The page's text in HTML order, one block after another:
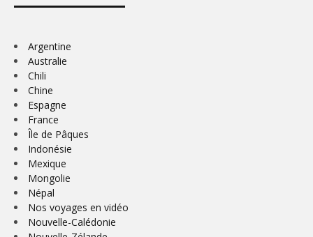
Argentine
Australie
Chili
Chine
Espagne
France
Île de Pâques
Indonésie
Mexique
Mongolie
Népal
Nos voyages en vidéo
Nouvelle-Calédonie